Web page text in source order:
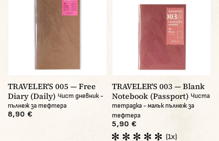
TRAVELER'S 005 — Free
Diary (Daily) Чист дневник -
пълнеж за тефтера
8,90 €
TRAVELER'S 003 — Blank
Notebook (Passport) Чиста
тетрадка - малък пълнеж за
тефтера
5,90 €
(1x)